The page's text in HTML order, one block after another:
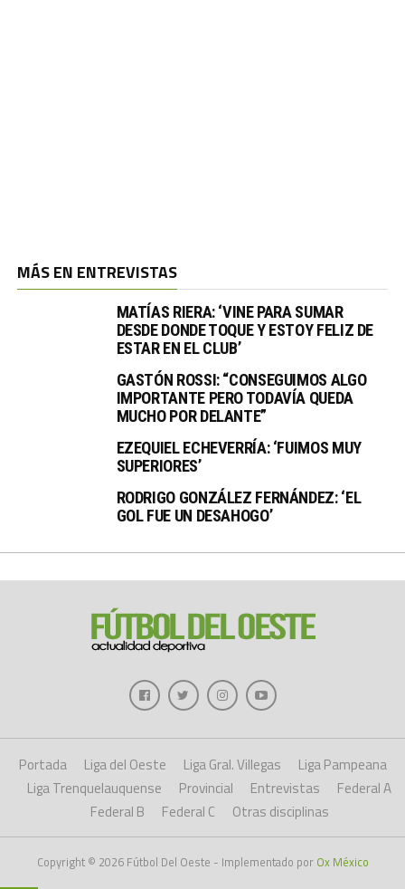
MÁS EN ENTREVISTAS
MATÍAS RIERA: ‘VINE PARA SUMAR
DESDE DONDE TOQUE Y ESTOY FELIZ DE
ESTAR EN EL CLUB’
GASTÓN ROSSI: “CONSEGUIMOS ALGO
IMPORTANTE PERO TODAVÍA QUEDA
MUCHO POR DELANTE”
EZEQUIEL ECHEVERRÍA: ‘FUIMOS MUY
SUPERIORES’
RODRIGO GONZÁLEZ FERNÁNDEZ: ‘EL
GOL FUE UN DESAHOGO’
Portada Liga del Oeste Liga Gral. Villegas
Liga Pampeana
Liga Trenquelauquense
Provincial Entrevistas
Federal A
Federal B
Federal C Otras disciplinas
Copyright © 2026 Fútbol Del Oeste - Implementado por Ox México